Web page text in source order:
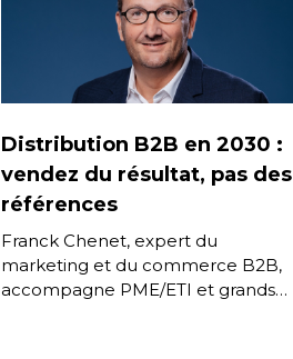
Distribution B2B en 2030 :
vendez du résultat, pas des
références
Franck Chenet, expert du
marketing et du commerce B2B,
accompagne PME/ETI et grands